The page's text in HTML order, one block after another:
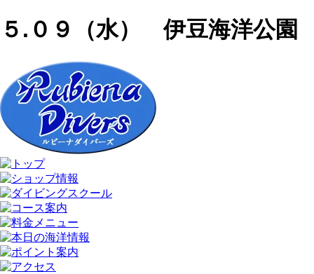
５.０９（水） 伊豆海洋公園